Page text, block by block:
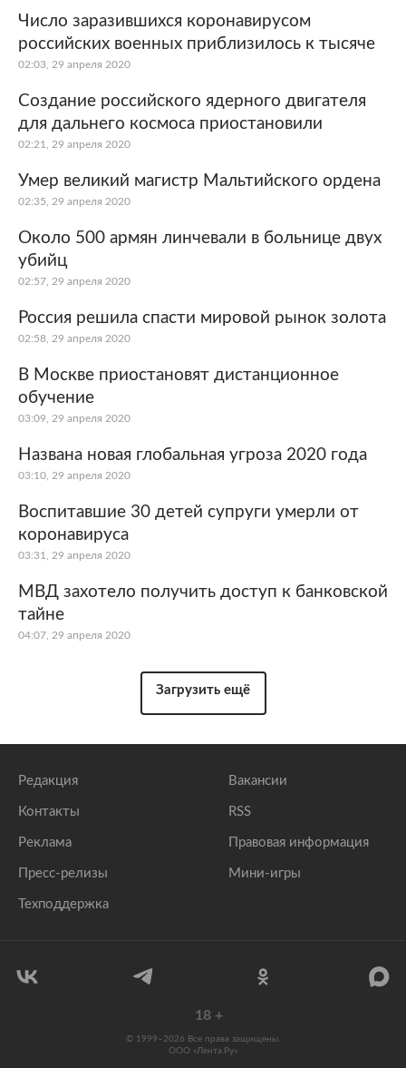
Число заразившихся коронавирусом
российских военных приблизилось к тысяче
02:03, 29 апреля 2020
Создание российского ядерного двигателя
для дальнего космоса приостановили
02:21, 29 апреля 2020
Умер великий магистр Мальтийского ордена
02:35, 29 апреля 2020
Около 500 армян линчевали в больнице двух
убийц
02:57, 29 апреля 2020
Россия решила спасти мировой рынок золота
02:58, 29 апреля 2020
В Москве приостановят дистанционное
обучение
03:09, 29 апреля 2020
Названа новая глобальная угроза 2020 года
03:10, 29 апреля 2020
Воспитавшие 30 детей супруги умерли от
коронавируса
03:31, 29 апреля 2020
МВД захотело получить доступ к банковской
тайне
04:07, 29 апреля 2020
Загрузить ещё
Редакция
Контакты
Реклама
Пресс-релизы
Техподдержка
Вакансии
RSS
Правовая информация
Мини-игры
18 +
© 1999–2026 Все права защищены.
ООО «Лента.Ру»